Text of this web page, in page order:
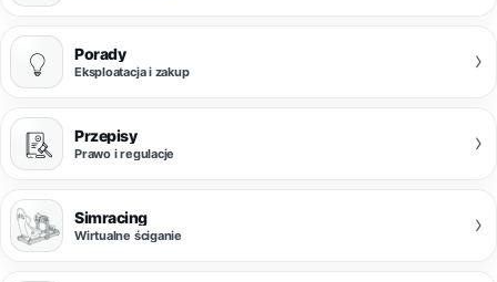
Porady
Eksploatacja i zakup ›
Przepisy
Prawo i regulacje ›
Simracing
Wirtualne ściganie ›